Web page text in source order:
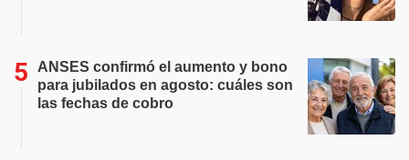
ANSES confirmó el aumento y bono
para jubilados en agosto: cuáles son
las fechas de cobro